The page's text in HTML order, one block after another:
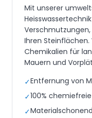
Mit unserer
Ihren
Chemikalien für
Mauern und
✓Entfernung von
✓100%
✓